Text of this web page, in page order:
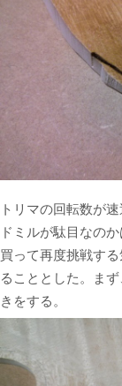
トリマの回転数が
ドミルが駄目なの
買って再度挑戦す
ることとした。ま
きをする。